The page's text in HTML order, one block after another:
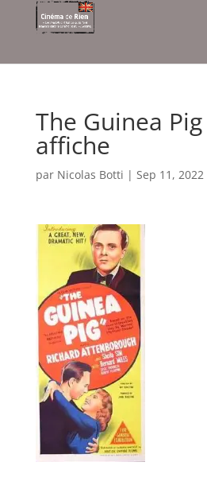
The Guinea
affiche
par Nicolas Botti | Sep 11, 2022